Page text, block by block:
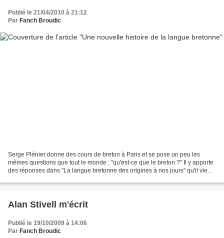
Publié le 21/04/2010 à 21:12
Par Fanch Broudic
Serge Plénier donne des cours de breton à Paris et se pose un peu les
mêmes questions que tout le monde : "qu'est-ce que le breton ?" Il y apporte
des réponses dans "La langue bretonne des origines à nos jours" qu'il vient
Alan Stivell m'écrit
Publié le 19/10/2009 à 14:06
Par Fanch Broudic